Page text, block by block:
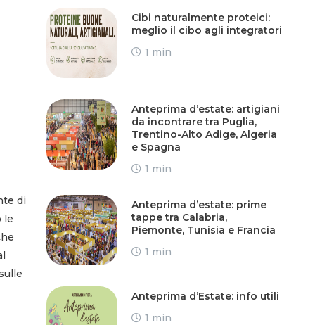
di
le
Cibi naturalmente proteici:
meglio il cibo agli integratori
1 min
Anteprima d’estate: artigiani
da incontrare tra Puglia,
Trentino-Alto Adige, Algeria
e Spagna
1 min
Anteprima d’estate: prime
tappe tra Calabria,
Piemonte, Tunisia e Francia
1 min
Anteprima d’Estate: info utili
1 min